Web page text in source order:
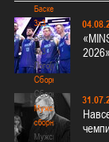
Баскетбол
3х3
Баскетбол
3х3
Лого[modid=121]
Сборные
Сборные
Мужские
сборные
Мужские
2026»